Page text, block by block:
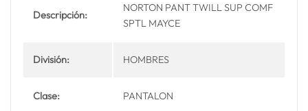
Descripción:
NORTON PANT TWILL SUP COMF
SPTL MAYCE
División: HOMBRES
Clase: PANTALON